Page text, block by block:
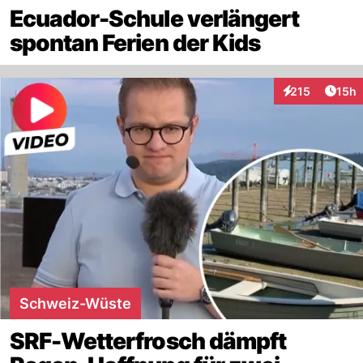
Ecuador-Schule verlängert
spontan Ferien der Kids
215
Interaktionen
15h
Schweiz-Wüste
SRF-Wetterfrosch dämpft